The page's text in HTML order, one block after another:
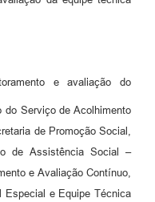
e avaliação do
do Serviço de Acolhimento
de Promoção Social,
de Assistência Social –
e Avaliação Contínuo,
Especial e Equipe Técnica